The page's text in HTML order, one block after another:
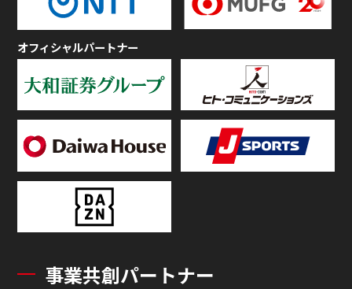
オフィシャルパートナー
事業共創パートナー